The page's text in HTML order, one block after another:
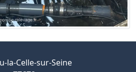
la-Celle-sur-Seine